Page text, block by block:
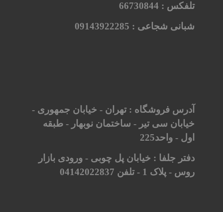
تلفکس :
شبانی شجاعی :
آدرس فروشگاه : تهران - خیابان جمهوری -
خیابان سی تیر - ساختمان نوبهار - طبقه
اول - واحد225
دفتر جلفا : خیابان پل چوبی - ورودی بازار
روس - پلاک 1 - تلفن 04142022837